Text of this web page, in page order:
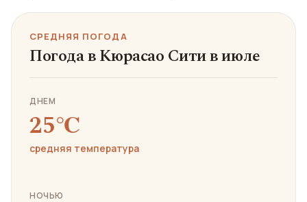
СРЕДНЯЯ ПОГОДА
Погода в Кюрасао Сити в июле
ДНЕМ
25℃
средняя температура
НОЧЬЮ